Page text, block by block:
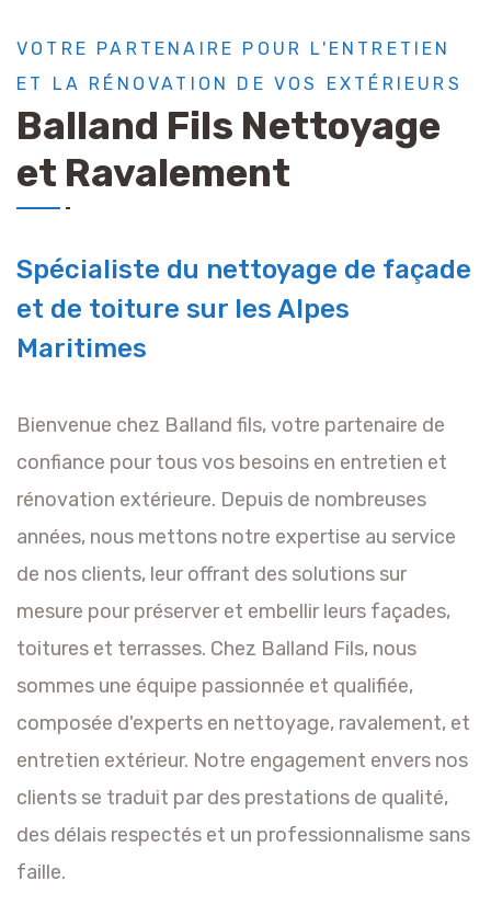
VOTRE PARTENAIRE POUR L'ENTRETIEN
ET LA RÉNOVATION DE VOS EXTÉRIEURS
Balland Fils Nettoyage
et Ravalement
Spécialiste du nettoyage de façade
et de toiture sur les Alpes
Maritimes
Bienvenue chez Balland fils, votre partenaire de
confiance pour tous vos besoins en entretien et
rénovation extérieure. Depuis de nombreuses
années, nous mettons notre expertise au service
de nos clients, leur offrant des solutions sur
mesure pour préserver et embellir leurs façades,
toitures et terrasses. Chez Balland Fils, nous
sommes une équipe passionnée et qualifiée,
composée d'experts en nettoyage, ravalement, et
entretien extérieur. Notre engagement envers nos
clients se traduit par des prestations de qualité,
des délais respectés et un professionnalisme sans
faille.